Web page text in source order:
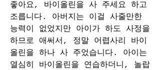
좋아요, 바이올린을 사 주세요 하고
조릅니다. 아버지는 이걸 사줄만한
능력이 없었지만 아이가 하도 사정을
하므로 애써서, 정말 어렵사리 바이
올린을 하나 사 주었습니다. 아이는
열심히 바이올린을 연습하더니, 놀랍